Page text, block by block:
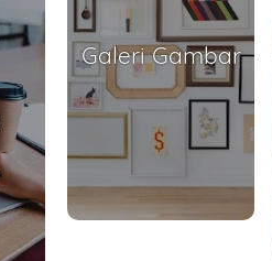
Galeri Gambar